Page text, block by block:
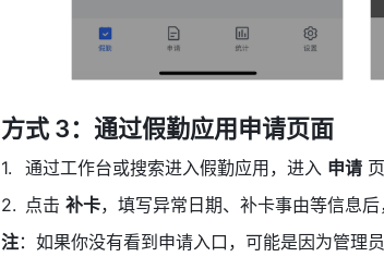
方式 3：通过假勤应用申请页面
通过工作台或搜索进入假勤应用，进入 申请
点击 补卡，填写异常日期、补卡事由等信息后
注：如果你没有看到申请入口，可能是因为管理